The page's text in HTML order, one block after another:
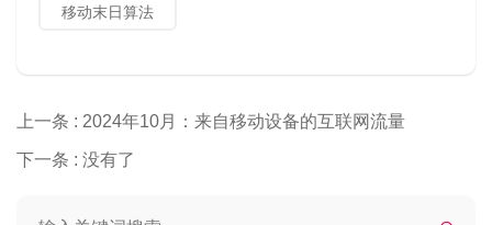
移动末日算法
上一条 : 2024年10月：来自移动设备的互联网流量
下一条 : 没有了